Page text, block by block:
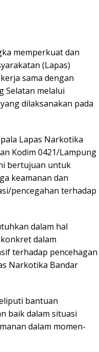
memperkuat dan
(Lapas)
sama dengan
Selatan melalui
dilaksanakan pada
Lapas Narkotika
Kodim 0421/Lampung
bertujuan untuk
keamanan dan
pencegahan terhadap
dalam hal
dalam
terhadap pencehagan
Narkotika Bandar
bantuan
baik dalam situasi
dalam momen-